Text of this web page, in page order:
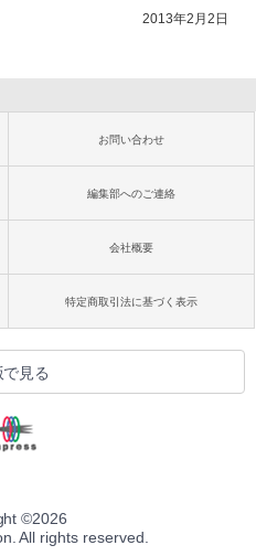
2013年2月2日
お問い合わせ
編集部へのご連絡
会社概要
特定商取引法に基づく表示
で見る
©2026
All rights reserved.